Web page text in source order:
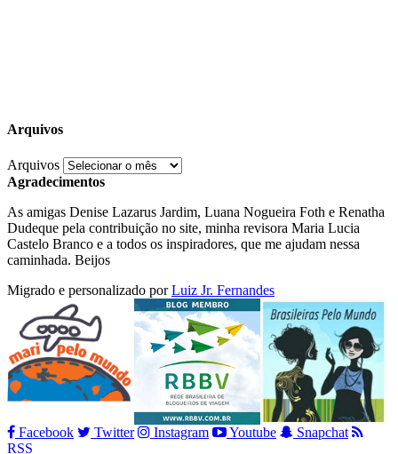
Arquivos
Arquivos
Agradecimentos
As amigas Denise Lazarus Jardim, Luana Nogueira Foth e Renatha
Dudeque pela contribuição no site, minha revisora Maria Lucia
Castelo Branco e a todos os inspiradores, que me ajudam nessa
caminhada. Beijos
Migrado e personalizado porLuiz Jr. Fernandes
Facebook Twitter Instagram Youtube
Snapchat
RSS